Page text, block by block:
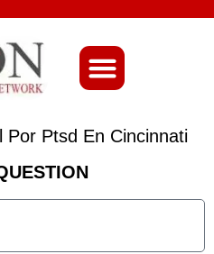
Por Ptsd En Cincinnati